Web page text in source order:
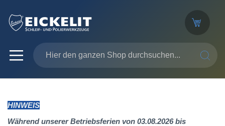
SUCHE
HINWEIS
Während unserer Betriebsferien von 03.08.2026 bis